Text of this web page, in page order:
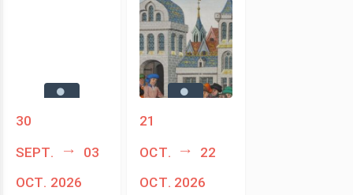
30
sept.
03
oct. 2026
21
oct.
22
oct. 2026